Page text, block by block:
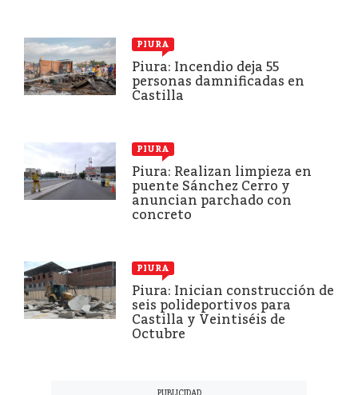
PIURA
Piura: Incendio deja 55
personas damnificadas en
Castilla
PIURA
Piura: Realizan limpieza en
puente Sánchez Cerro y
anuncian parchado con
concreto
PIURA
Piura: Inician construcción de
seis polideportivos para
Castilla y Veintiséis de
Octubre